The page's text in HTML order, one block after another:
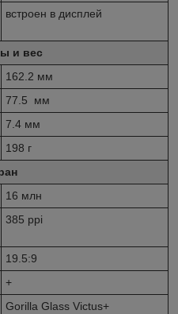
встроен в дисплей
и вес
162.2 мм
77.5 мм
7.4 мм
198 г
16 млн
385 ppi
19.5:9
+
Gorilla Glass Victus+